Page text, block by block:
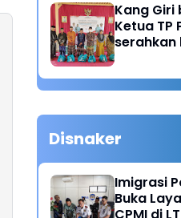
Emas
Kang
Ketua TP
serahkan
Sukorejo
Disnaker
Imigrasi
Buka